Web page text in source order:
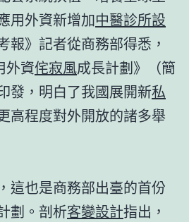
用外資新增加中醫診所設
》記者從商務部得悉，
外資侘寂風成長計劃》（簡
發，明白了我國展開新私
高程度對外開放的諸多舉
也是商務部出臺的首份
劃。剖析客變設計指出，